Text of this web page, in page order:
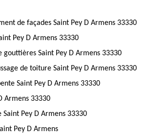
de façades Saint Pey D Armens 33330
Pey D Armens 33330
gouttières Saint Pey D Armens 33330
de toiture Saint Pey D Armens 33330
Saint Pey D Armens 33330
Armens 33330
Saint Pey D Armens 33330
Pey D Armens